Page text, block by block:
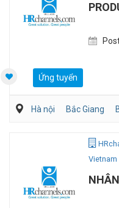
Ứng tuyển
Hà nội Bắc Giang
Kỹ sư Công Nghiệp (IE)/
Vietnam